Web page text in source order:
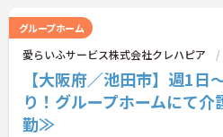
グループホーム
愛らいふサービス株式会社クレハピア
【大阪府／池田市】週1
り！グループホームにて
勤≫